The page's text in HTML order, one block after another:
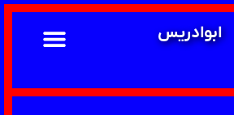
ابوادریس